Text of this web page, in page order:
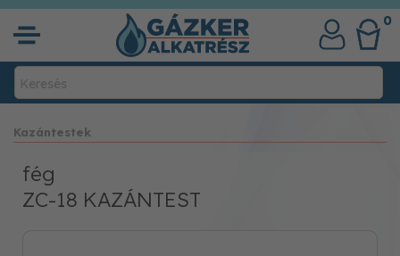
0
Kazántestek
fég
ZC-18 KAZÁNTEST